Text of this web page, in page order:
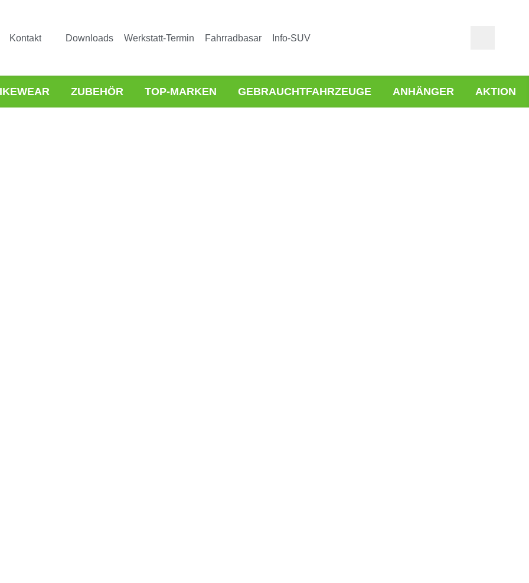
Kontakt Downloads Werkstatt-Termin Fahrradbasar Info-SUV
ZUBEHÖR TOP-MARKEN GEBRAUCHTFAHRZEUGE ANHÄNGER AKTION